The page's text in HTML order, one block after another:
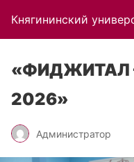
Княгининский
«ФИДЖИТАЛ
2026»
Администратор